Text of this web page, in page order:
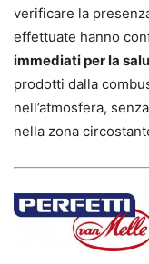
verificare la
effettuate hanno
immediati per la
prodotti dalla
nell’atmosfera,
nella zona